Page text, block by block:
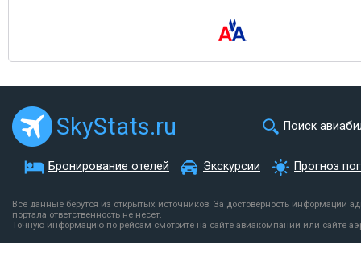
SkyStats.ru Поиск
Бронирование отелей Экскурсии Прогноз
Все данные берутся из открытых источников. За достоверность информации
портала ответственность не несет.
Точную информацию по рейсам смотрите на сайте авиакомпании или сайте